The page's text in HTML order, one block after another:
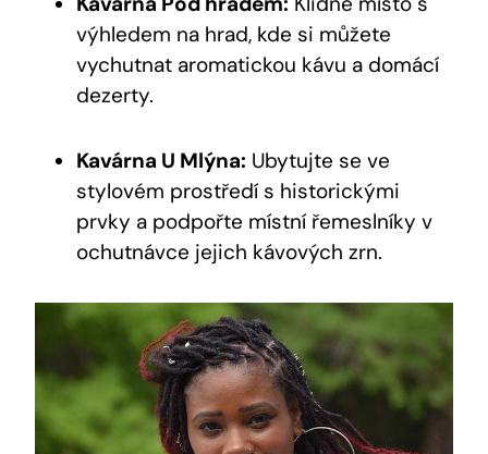
výhledem na hrad, kde si můžete
vychutnat aromatickou kávu a domácí
dezerty.
Kavárna U Mlýna: Ubytujte se ve
stylovém prostředí s historickými
prvky a podpořte místní řemeslníky v
ochutnávce jejich kávových zrn.